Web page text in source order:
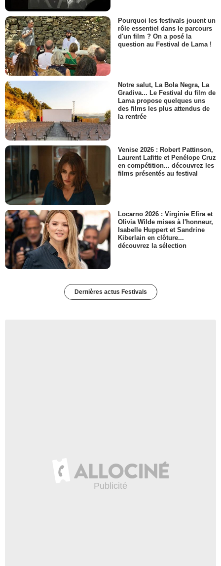
Pourquoi les festivals jouent un
rôle essentiel dans le parcours
d'un film ? On a posé la
question au Festival de Lama !
Notre salut, La Bola Negra, La
Gradiva... Le Festival du film de
Lama propose quelques uns
des films les plus attendus de
la rentrée
Venise 2026 : Robert Pattinson,
Laurent Lafitte et Penélope Cruz
en compétition... découvrez les
films présentés au festival
Locarno 2026 : Virginie Efira et
Olivia Wilde mises à l'honneur,
Isabelle Huppert et Sandrine
Kiberlain en clôture...
découvrez la sélection
Dernières actus Festivals